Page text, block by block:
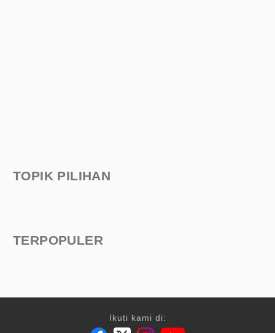
TOPIK PILIHAN
TERPOPULER
Ikuti kami di: